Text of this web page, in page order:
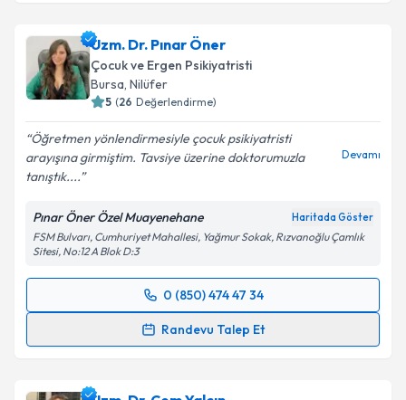
Uzm. Dr. Pınar Öner
Çocuk ve Ergen Psikiyatristi
Bursa, Nilüfer
5 (26 Değerlendirme)
Öğretmen yönlendirmesiyle çocuk psikiyatristi
arayışına girmiştim. Tavsiye üzerine doktorumuzla
tanıştık....
Devamı
Pınar Öner Özel Muayenehane Haritada Göster
FSM Bulvarı, Cumhuriyet Mahallesi, Yağmur Sokak, Rızvanoğlu Çamlık
Sitesi, No:12 A Blok D:3
0 (850) 474 47 34
Randevu Talep Et
Randevu Takvimi Talebi